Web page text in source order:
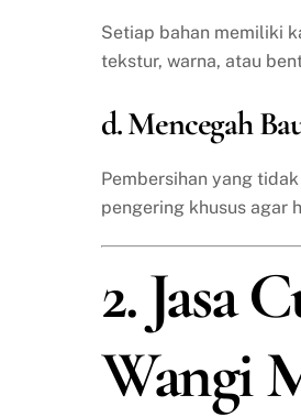
Setiap bahan memiliki
tekstur, warna, atau
d. Mencegah
Pembersihan yang
pengering khusus agar
2. Jasa
Wangi